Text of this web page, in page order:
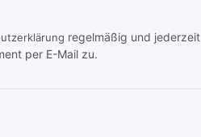
regelmäßig und jederzeit
per E-Mail zu.